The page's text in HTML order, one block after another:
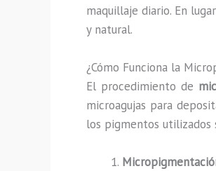
maquillaje diario. En
y natural.
¿Cómo Funciona la
El procedimiento de
microagujas para
los pigmentos utilizados